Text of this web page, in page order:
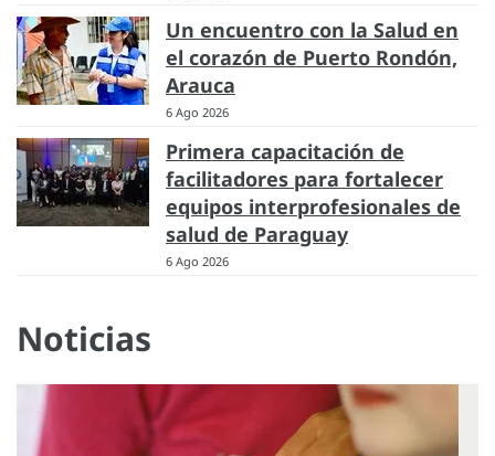
Un encuentro con la Salud en
el corazón de Puerto Rondón,
Arauca
6 Ago 2026
Primera capacitación de
facilitadores para fortalecer
equipos interprofesionales de
salud de Paraguay
6 Ago 2026
Noticias